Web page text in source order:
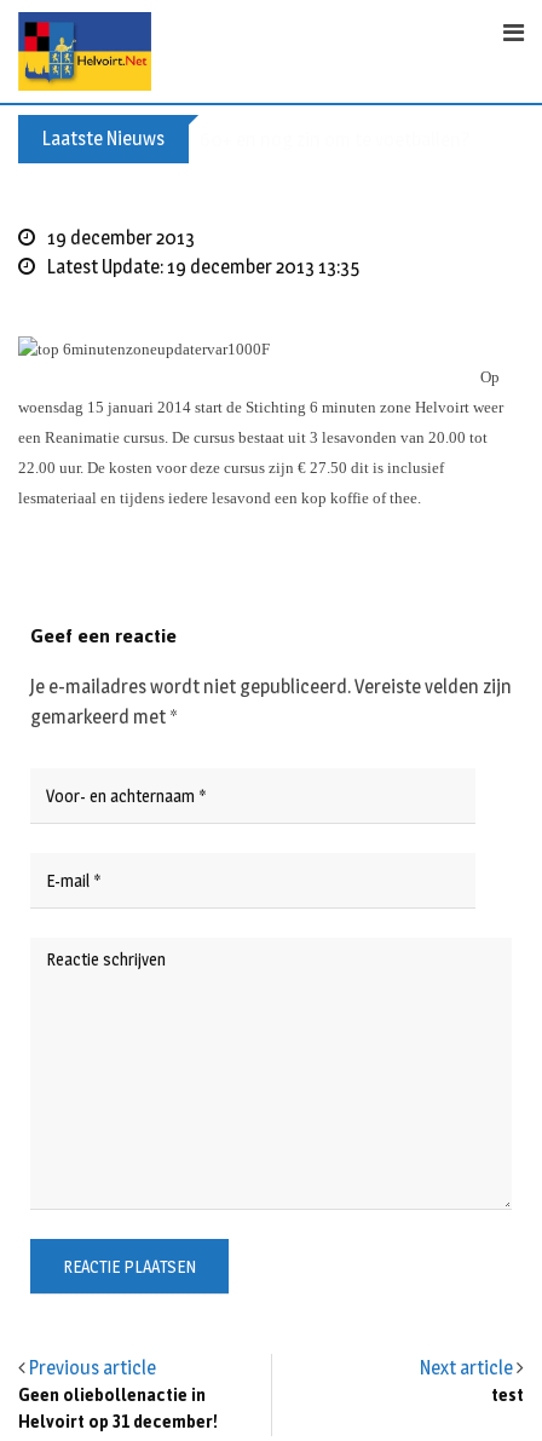
p
Laatste Nieuws
19 december 2013
Latest Update: 19 december 2013 13:35
Op
woensdag 15 januari 2014 start de Stichting 6 minuten zone Helvoirt weer
een Reanimatie cursus. De cursus bestaat uit 3 lesavonden van 20.00 tot
22.00 uur. De kosten voor deze cursus zijn € 27.50 dit is inclusief
lesmateriaal en tijdens iedere lesavond een kop koffie of thee.
Previous article
Geen oliebollenactie in
Helvoirt op 31 december!
Next article
test
Geef een reactie
Je e-mailadres wordt niet gepubliceerd.Vereiste velden zijn
gemarkeerd met *